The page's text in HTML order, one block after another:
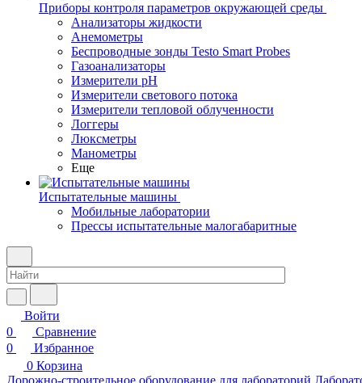
Приборы контроля параметров окружающей среды
Анализаторы жидкости
Анемометры
Беспроводные зонды Testo Smart Probes
Газоанализаторы
Измерители pH
Измерители светового потока
Измерители тепловой облученности
Логгеры
Люксметры
Манометры
Еще
Испытательные машины
Мобильные лаборатории
Прессы испытательные малогабаритные
Войти
0
Сравнение
0
Избранное
0 Корзина
Дорожно-строительное оборудование для лабораторий